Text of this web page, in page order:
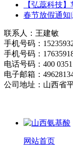
【弘蕊科技
春节放假通知
联系人：王建敏
手机号码：
手机号码：
电话号码：400
电子邮箱：
公司地址：山西省
网站首页